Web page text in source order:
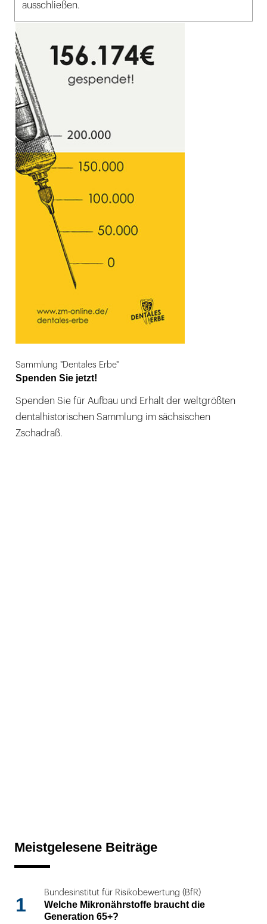
ausschließen.
Sammlung "Dentales Erbe"
Spenden Sie jetzt!
Spenden Sie für Aufbau und Erhalt der weltgrößten
dentalhistorischen Sammlung im sächsischen
Zschadraß.
Meistgelesene Beiträge
1
Bundesinstitut für Risikobewertung (BfR)
Welche Mikronährstoffe braucht die
Generation 65+?